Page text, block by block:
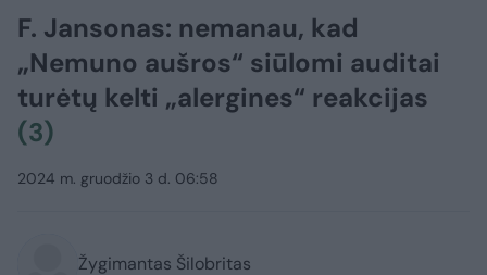
F. Jansonas: nemanau, kad
„Nemuno aušros“ siūlomi auditai
turėtų kelti „alergines“ reakcijas
(3)
2024 m. gruodžio 3 d. 06:58
Žygimantas Šilobritas